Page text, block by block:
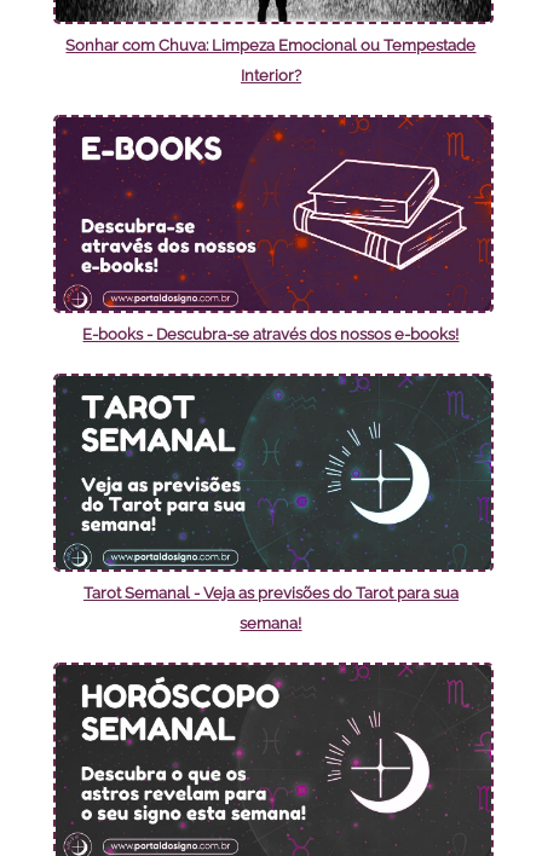
Sonhar com Chuva: Limpeza Emocional ou Tempestade
Interior?
E-books - Descubra-se através dos nossos e-books!
Tarot Semanal - Veja as previsões do Tarot para sua
semana!